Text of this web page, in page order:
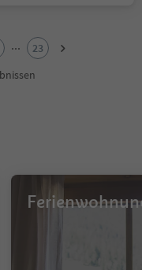
...
23